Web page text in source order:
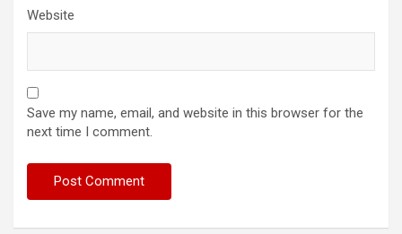
Website
Save my name, email, and website in this browser for the
next time I comment.